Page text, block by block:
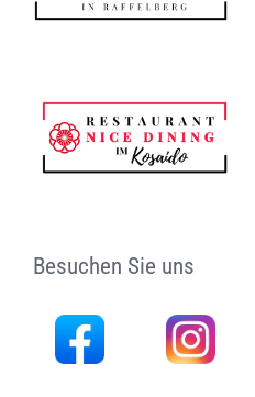
Besuchen Sie uns